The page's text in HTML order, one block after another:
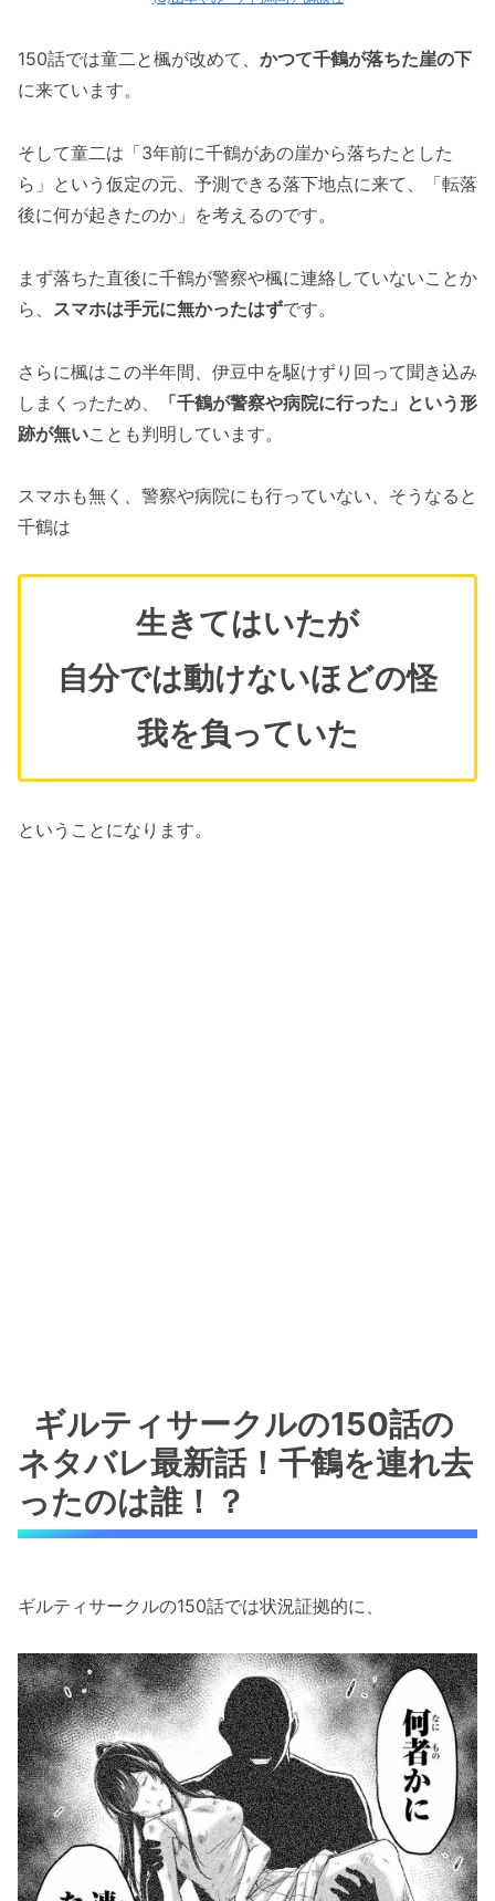
150話では童二と楓が改めて、 かつて千鶴が落ちた崖の下
に来ています。
そして童二は「3年前に千鶴があの崖から落ちたとした
ら」という仮定の元、予測できる落下地点に来て、「転落
後に何が起きたのか」を考えるのです。
まず落ちた直後に千鶴が警察や楓に連絡していないことか
ら、 スマホは手元に無かったはずです。
さらに楓はこの半年間、伊豆中を駆けずり回って聞き込み
しまくったため、
「千鶴が警察や病院に行った」という形
跡が無いことも判明しています。
スマホも無く、警察や病院にも行っていない、そうなると
千鶴は
生きてはいたが
自分では動けないほどの怪
我を負っていた
ということになります。
ギルティサークルの150話の
ネタバレ最新話！千鶴を連れ去
ったのは誰！？
ギルティサークルの150話では状況証拠的に、